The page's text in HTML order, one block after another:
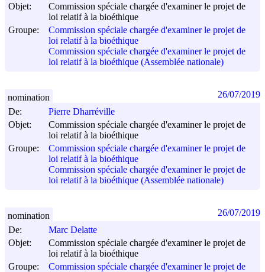
Objet:
Commission spéciale chargée d'examiner le projet de
loi relatif à la bioéthique
Groupe:
Commission spéciale chargée d'examiner le projet de
loi relatif à la bioéthique
Commission spéciale chargée d'examiner le projet de
loi relatif à la bioéthique (Assemblée nationale)
De:
Pierre Dharréville
Objet:
Commission spéciale chargée d'examiner le projet de
loi relatif à la bioéthique
Groupe:
Commission spéciale chargée d'examiner le projet de
loi relatif à la bioéthique
Commission spéciale chargée d'examiner le projet de
loi relatif à la bioéthique (Assemblée nationale)
nomination 26/07/2019
De:
Marc Delatte
Objet:
Commission spéciale chargée d'examiner le projet de
loi relatif à la bioéthique
Groupe:
Commission spéciale chargée d'examiner le projet de
nomination 26/07/2019